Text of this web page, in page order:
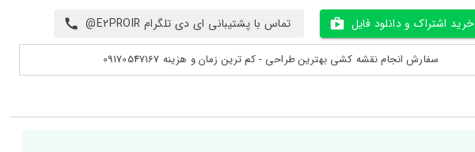
خرید اشتراک و دانلود فایل تماس با پشتیبانی ای دی تلگرام E2PROIR@
سفارش انجام نقشه کشی بهترین طراحی - کم ترین زمان و هزینه 09170547167